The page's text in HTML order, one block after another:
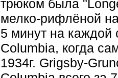
трюком была
мелко-рифлёной
5 минут на каждой
Columbia, когда
1934г. Grigsby-